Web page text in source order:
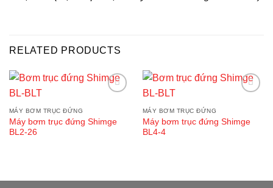
RELATED PRODUCTS
MÁY BƠM TRỤC ĐỨNG
Máy bơm trục đứng Shimge
BL2-26
MÁY BƠM TRỤC ĐỨNG
Máy bơm trục đứng Shimge
BL4-4